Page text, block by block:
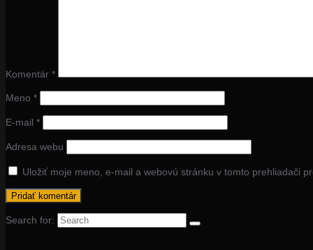
Komentár *
Meno *
E-mail *
Adresa webu
Uložiť moje meno, e-mail a webovú stránku v tomto prehliadači
Search for: